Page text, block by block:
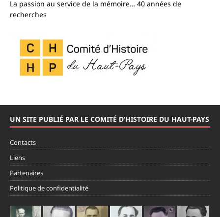
La passion au service de la mémoire… 40 années de
recherches
UN SITE PUBLIÉ PAR LE COMITÉ D’HISTOIRE DU HAUT-PAYS
Contacts
Liens
Partenaires
Politique de confidentialité